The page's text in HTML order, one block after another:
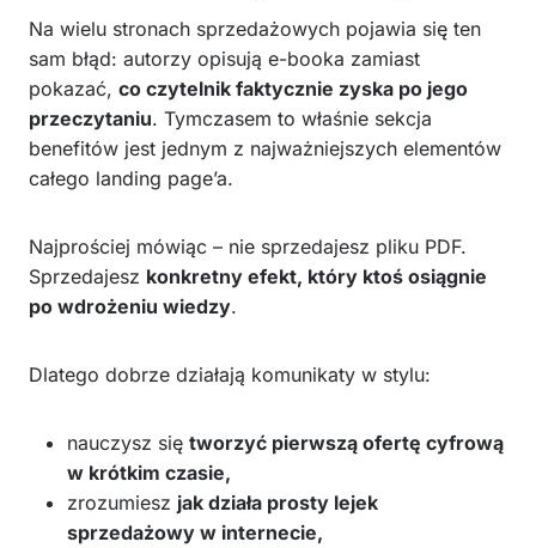
Na wielu stronach sprzedażowych pojawia się ten
sam błąd: autorzy opisują e-booka zamiast
pokazać, co czytelnik faktycznie zyska po jego
przeczytaniu. Tymczasem to właśnie sekcja
benefitów jest jednym z najważniejszych elementów
całego landing page’a.
Najprościej mówiąc – nie sprzedajesz pliku PDF.
Sprzedajesz konkretny efekt, który ktoś osiągnie
po wdrożeniu wiedzy.
Dlatego dobrze działają komunikaty w stylu:
nauczysz się tworzyć pierwszą ofertę cyfrową
w krótkim czasie,
zrozumiesz jak działa prosty lejek
sprzedażowy w internecie,